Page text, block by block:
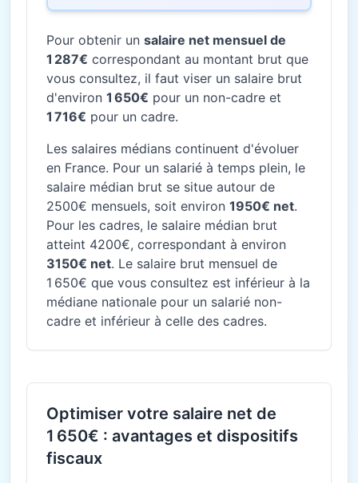
Pour obtenir un salaire net mensuel de
1 287€ correspondant au montant brut que
vous consultez, il faut viser un salaire brut
d'environ 1 650€ pour un non-cadre et
1 716€ pour un cadre.
Les salaires médians continuent d'évoluer
en France. Pour un salarié à temps plein, le
salaire médian brut se situe autour de
2500€ mensuels, soit environ 1950€ net.
Pour les cadres, le salaire médian brut
atteint 4200€, correspondant à environ
3150€ net. Le salaire brut mensuel de
1 650€ que vous consultez est inférieur à la
médiane nationale pour un salarié non-
cadre et inférieur à celle des cadres.
Optimiser votre salaire net de
1 650€ : avantages et dispositifs
fiscaux